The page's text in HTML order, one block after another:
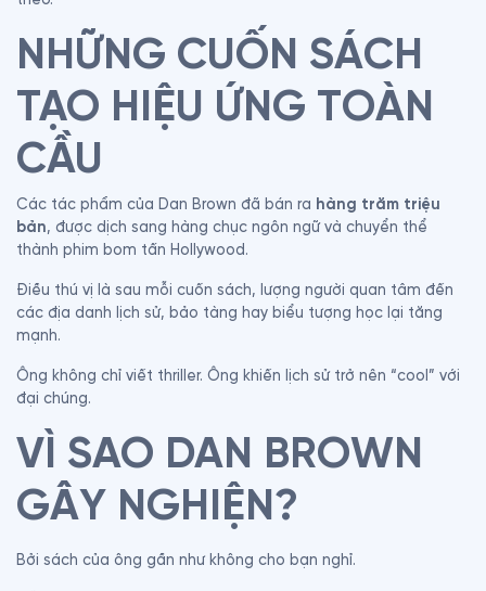
NHỮNG CUỐN SÁCH
TẠO HIỆU ỨNG TOÀN
CẦU
Các tác phẩm của Dan Brown đã bán ra hàng trăm triệu
bản, được dịch sang hàng chục ngôn ngữ và chuyển thể
thành phim bom tấn Hollywood.
Điều thú vị là sau mỗi cuốn sách, lượng người quan tâm đến
các địa danh lịch sử, bảo tàng hay biểu tượng học lại tăng
mạnh.
Ông không chỉ viết thriller. Ông khiến lịch sử trở nên “cool” với
đại chúng.
VÌ SAO DAN BROWN
GÂY NGHIỆN?
Bởi sách của ông gần như không cho bạn nghỉ.